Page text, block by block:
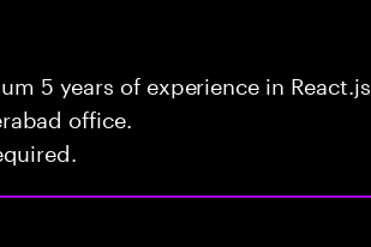
5 years of experience in React.js.
office.